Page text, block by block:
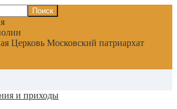
Церковь Московский патриархат
и приходы